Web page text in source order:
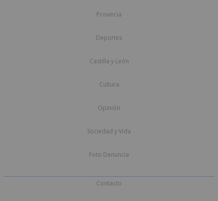
Provincia
Deportes
Castilla y León
Cultura
Opinión
Sociedad y Vida
Foto Denuncia
Contacto